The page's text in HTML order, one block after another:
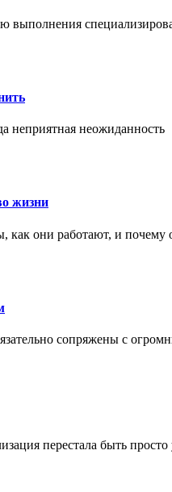
выполнения
неприятная неожиданность
жизни
как они работают, и
сопряжены с
перестала быть